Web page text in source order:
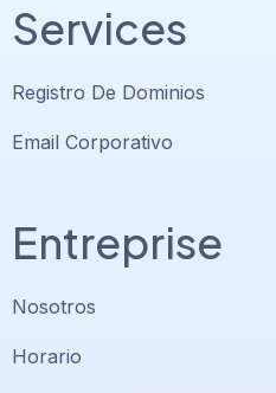
Services
Registro De Dominios
Email Corporativo
Entreprise
Nosotros
Horario